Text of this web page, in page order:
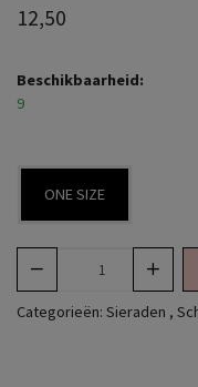
12,50
Beschikbaarheid:
9
ONE SIZE
Categorieën: Sieraden ,